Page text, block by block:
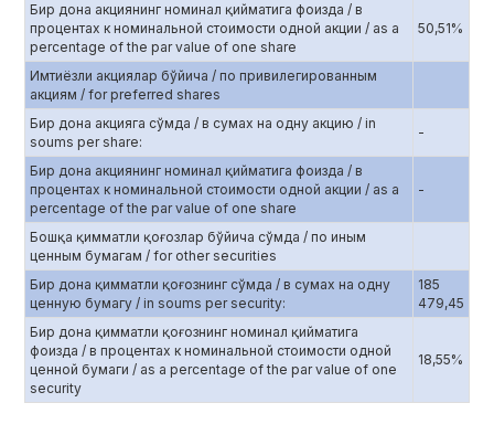
Бир дона акциянинг номинал қийматига фоизда / в
процентах к номинальной стоимости одной акции / as a
percentage of the par value of one share
50,51%
Имтиёзли акциялар бўйича / по привилегированным
акциям / for preferred shares
Бир дона акцияга сўмда / в сумах на одну акцию / in
soums per share:
-
Бир дона акциянинг номинал қийматига фоизда / в
процентах к номинальной стоимости одной акции / as a
percentage of the par value of one share
-
Бошқа қимматли қоғозлар бўйича сўмда / по иным
ценным бумагам / for other securities
Бир дона қимматли қоғознинг сўмда / в сумах на одну
ценную бумагу / in soums per security:
185
479,45
Бир дона қимматли қоғознинг номинал қийматига
фоизда / в процентах к номинальной стоимости одной
ценной бумаги / as a percentage of the par value of one
security
18,55%